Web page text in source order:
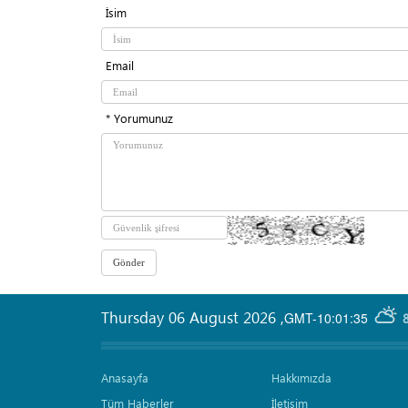
İsim
Email
* Yorumunuz
GMT-10:01:35
Thursday 06 August 2026 ,
Anasayfa
Tüm Haberler
Hakkımızda
İletişim